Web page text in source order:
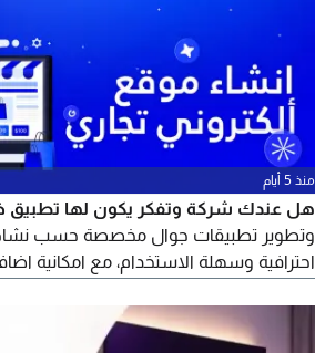
منذ 5 أيام
هل عندك شركة وتفكر يكون لها
وتطوير تطبيقات جوال مخصصة حسب
احترافية وسهلة الاستخدام، مع امكانية
من أعمالي، تواصل معي